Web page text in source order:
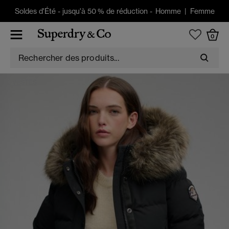
Soldes d'Été -jusqu'à 50 % de réduction - Homme| Femme
0